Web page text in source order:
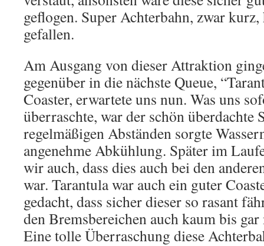
geflogen. Super Achterbahn, zwar
gefallen.
Am Ausgang von dieser Attraktion
gegenüber in die nächste Queue,
Coaster, erwartete uns nun. Was uns
überraschte, war der schön überdachte
regelmäßigen Abständen sorgte
angenehme Abkühlung. Später im
wir auch, dass dies auch bei den
war. Tarantula war auch ein guter
gedacht, dass sicher dieser so rasant
den Bremsbereichen auch kaum bis
Eine tolle Überraschung diese